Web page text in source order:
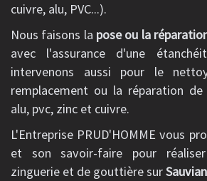
cuivre, alu, PVC...).
Nous faisons la pose ou la
avec l'assurance d'une
intervenons aussi pour le
remplacement ou la réparation
alu, pvc, zinc et cuivre.
L'Entreprise PRUD'HOMME vous
et son savoir-faire pour
zinguerie et de gouttière surSauvian